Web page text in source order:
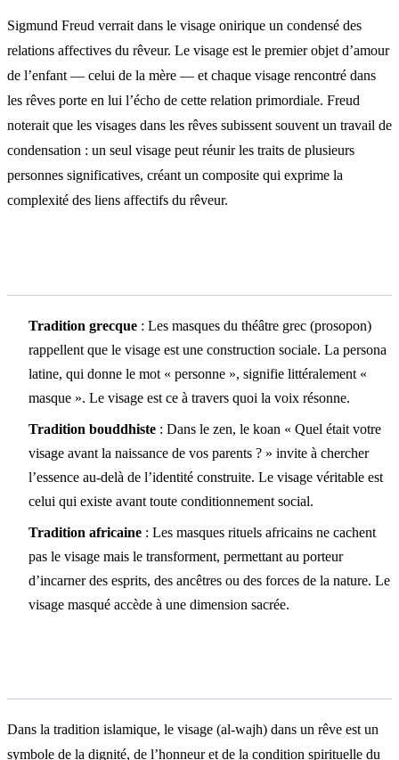
Sigmund Freud verrait dans le visage onirique un condensé des
relations affectives du rêveur. Le visage est le premier objet d’amour
de l’enfant — celui de la mère — et chaque visage rencontré dans
les rêves porte en lui l’écho de cette relation primordiale. Freud
noterait que les visages dans les rêves subissent souvent un travail de
condensation : un seul visage peut réunir les traits de plusieurs
personnes significatives, créant un composite qui exprime la
complexité des liens affectifs du rêveur.
Tradition grecque : Les masques du théâtre grec (prosopon)
rappellent que le visage est une construction sociale. La persona
latine, qui donne le mot « personne », signifie littéralement «
masque ». Le visage est ce à travers quoi la voix résonne.
Tradition bouddhiste : Dans le zen, le koan « Quel était votre
visage avant la naissance de vos parents ? » invite à chercher
l’essence au-delà de l’identité construite. Le visage véritable est
celui qui existe avant toute conditionnement social.
Tradition africaine : Les masques rituels africains ne cachent
pas le visage mais le transforment, permettant au porteur
d’incarner des esprits, des ancêtres ou des forces de la nature. Le
visage masqué accède à une dimension sacrée.
Dans la tradition islamique, le visage (al-wajh) dans un rêve est un
symbole de la dignité, de l’honneur et de la condition spirituelle du